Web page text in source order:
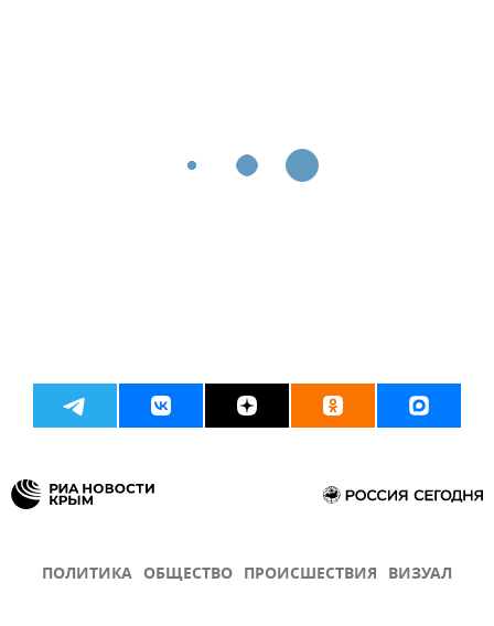
ПОЛИТИКА ОБЩЕСТВО ПРОИСШЕСТВИЯ ВИЗУАЛ